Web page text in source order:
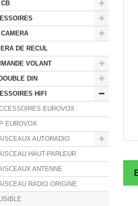
DE RECUL
VOLANT
DIN
HIFI
EUROVOX
EUROVOX
AUTORADIO
HAUT-PARLEUR
ANTENNE
RADIO ORIGINE